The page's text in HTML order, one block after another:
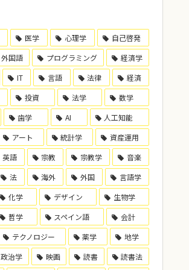
医学 心理学
自己啓発
外国語 プログラミング
経済学
IT 言語 法律
経済
投資 法学
数学
歯学 AI
人工知能
アート 統計学
資産運用
英語 宗教 宗教学
音楽
法 海外 外国
言語学
化学 デザイン
生物学
哲学 スペイン語
会計
テクノロジー 薬学
地学
政治学 映画 読書
読書法